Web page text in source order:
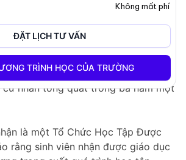
Icm cam kết hỗ trợ sinh viên quốc tế
dẫn học tập cá nhân hóa và tập
sự thành công của sinh viên.
nhấn mạnh vào việc chuyển tiếp
Manitoba, cho phép sinh viên
cử nhân tổng quát trong ba năm một
là một Tổ Chức Học Tập Được
rằng sinh viên nhận được giáo dục
Không mất phí
ĐẶT LỊCH TƯ VẤN
TRÌNH HỌC CỦA TRƯỜNG